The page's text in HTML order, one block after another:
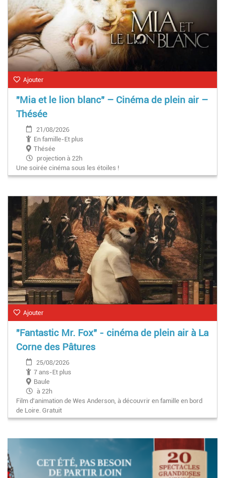
Ajouter
"Mia et le lion blanc" – Cinéma de plein air –
Thésée
21/08/2026
En famille-Et plus
Thésée
projection à 22h
Une soirée cinéma sous les étoiles !
Ajouter
"Fantastic Mr. Fox" - cinéma de plein air à La
Corne des Pâtures
25/08/2026
7 ans-Et plus
Baule
à 22h
Film d'animation de Wes Anderson, à découvrir en famille en bord
de Loire. Gratuit